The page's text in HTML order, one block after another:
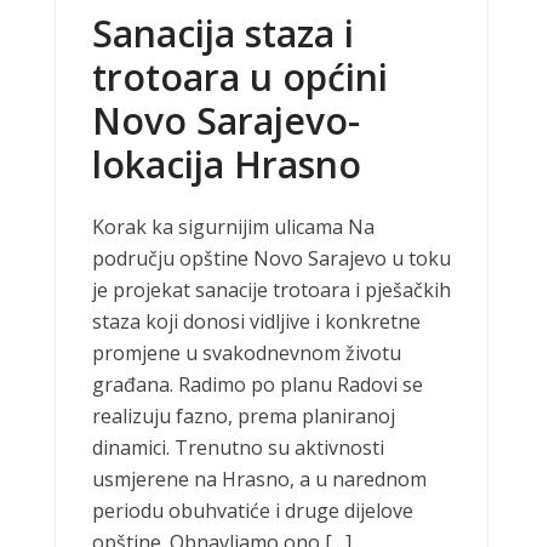
Sanacija staza i
trotoara u općini
Novo Sarajevo-
lokacija Hrasno
Korak ka sigurnijim ulicama Na
području opštine Novo Sarajevo u toku
je projekat sanacije trotoara i pješačkih
staza koji donosi vidljive i konkretne
promjene u svakodnevnom životu
građana. Radimo po planu Radovi se
realizuju fazno, prema planiranoj
dinamici. Trenutno su aktivnosti
usmjerene na Hrasno, a u narednom
periodu obuhvatiće i druge dijelove